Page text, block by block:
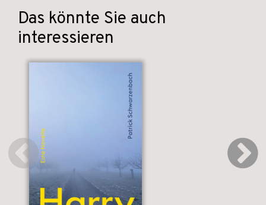
Das könnte Sie auch
interessieren